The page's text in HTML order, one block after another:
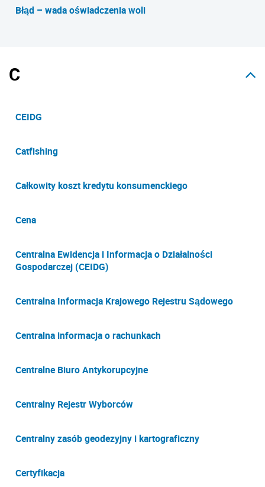
Błąd – wada oświadczenia woli
C
CEIDG
Catfishing
Całkowity koszt kredytu konsumenckiego
Cena
Centralna Ewidencja i Informacja o Działalności
Gospodarczej (CEIDG)
Centralna Informacja Krajowego Rejestru Sądowego
Centralna informacja o rachunkach
Centralne Biuro Antykorupcyjne
Centralny Rejestr Wyborców
Centralny zasób geodezyjny i kartograficzny
Certyfikacja